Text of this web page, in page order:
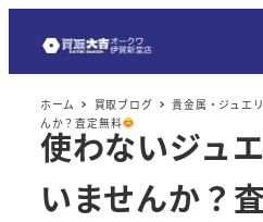
ホーム 買取ブログ 貴金属・ジュエ
んか？査定無料
使わないジュ
いませんか？